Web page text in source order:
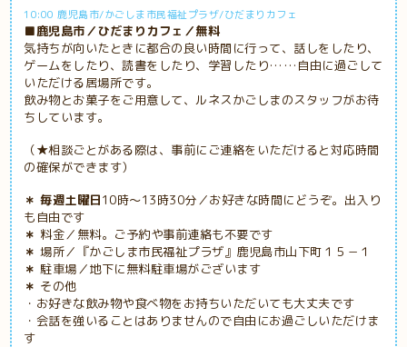
10:00 鹿児島市/かごしま市民福祉プラザ/ひだまりカフェ
■鹿児島市／ひだまりカフェ／無料
気持ちが向いたときに都合の良い時間に行って、話しをしたり、
ゲームをしたり、読書をしたり、学習したり……自由に過ごして
いただける居場所です。
飲み物とお菓子をご用意して、ルネスかごしまのスタッフがお待
ちしています。
（★相談ごとがある際は、事前にご連絡をいただけると対応時間
の確保ができます）
＊ 毎週土曜日10時～13時30分／お好きな時間にどうぞ。出入り
も自由です
＊ 料金／無料。ご予約や事前連絡も不要です
＊ 場所／『かごしま市民福祉プラザ』鹿児島市山下町１５－１
＊ 駐車場／地下に無料駐車場がございます
＊ その他
・お好きな飲み物や食べ物をお持ちいただいても大丈夫です
・会話を強いることはありませんので自由にお過ごしいただけま
す